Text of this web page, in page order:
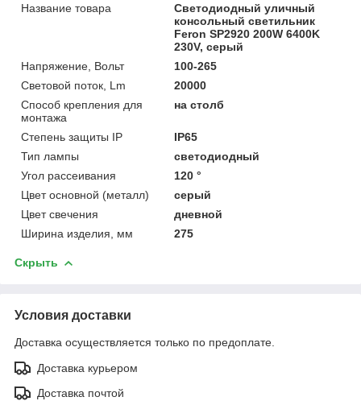
Название товара
Светодиодный уличный
консольный светильник
Feron SP2920 200W 6400K
230V, серый
Напряжение, Вольт
100-265
Световой поток, Lm
20000
Способ крепления для
монтажа
на столб
Степень защиты IP
IP65
Тип лампы
светодиодный
Угол рассеивания
120 °
Цвет основной (металл)
серый
Цвет свечения
дневной
Ширина изделия, мм
275
Скрыть
Условия доставки
Доставка осуществляется только по предоплате.
Доставка курьером
Доставка почтой